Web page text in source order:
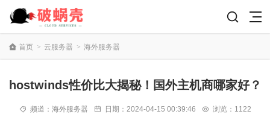
首页 > 云服务器 > 海外服务器
hostwinds性价比大揭秘！国外主机商哪家好？
频道： 海外服务器 日期： 2024-04-15 00:39:46 浏览：1122